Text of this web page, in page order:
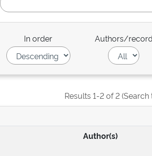
In order Authors/record
Results 1-2 of 2
Author(s)